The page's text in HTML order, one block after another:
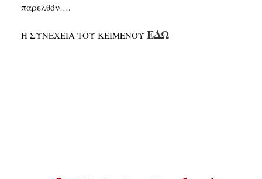
παρελθόν….
Η ΣΥΝΕΧΕΙΑ ΤΟΥ ΚΕΙΜΕΝΟΥ ΕΔΩ